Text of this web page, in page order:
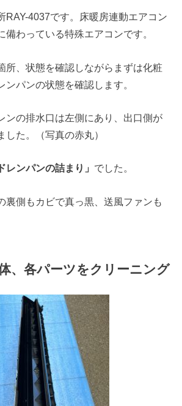
RAY-4037です。床暖房連動エアコン
備わっている特殊エアコンです。
所、状態を確認しながらまずは化粧
ンパンの状態を確認します。
ンの排水口は左側にあり、出口側が
した。（写真の赤丸）
レンパンの詰まり」 でした。
裏側もカビで真っ黒、送風ファンも
、各パーツをクリーニング